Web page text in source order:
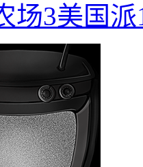
场3美国派